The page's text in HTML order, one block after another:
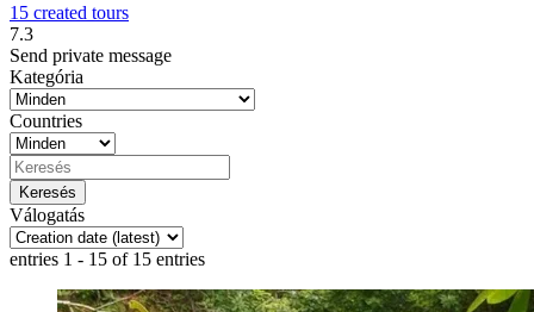
15 created tours
7.3
Send private message
Kategória
Countries
Válogatás
entries 1 - 15 of 15 entries